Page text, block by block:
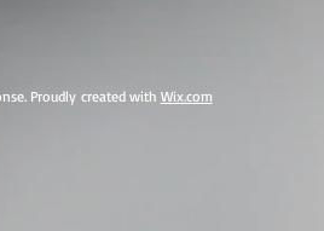
Proudly created with Wix.com